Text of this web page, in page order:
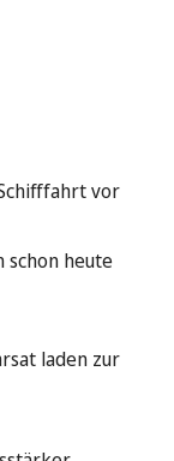
vor
schon heute
laden zur